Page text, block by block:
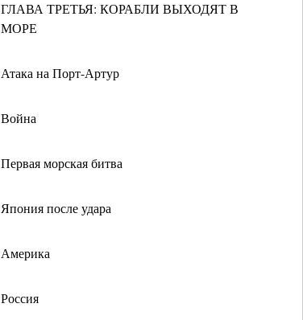
ГЛАВА ТРЕТЬЯ: КОРАБЛИ ВЫХОДЯТ В
МОРЕ
Атака на Порт-Артур
Война
Первая морская битва
Япония после удара
Америка
Россия